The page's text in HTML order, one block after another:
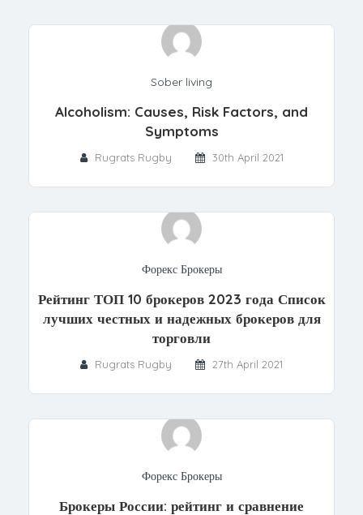
Sober living
Alcoholism: Causes, Risk Factors, and
Symptoms
Rugrats Rugby 30th April 2021
Форекс Брокеры
Рейтинг ТОП 10 брокеров 2023 года Список
лучших честных и надежных брокеров для
торговли
Rugrats Rugby 27th April 2021
Форекс Брокеры
Брокеры России: рейтинг и сравнение